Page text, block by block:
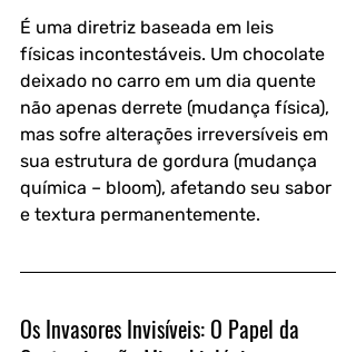
É uma diretriz baseada em leis
físicas incontestáveis. Um chocolate
deixado no carro em um dia quente
não apenas derrete (mudança física),
mas sofre alterações irreversíveis em
sua estrutura de gordura (mudança
química – bloom), afetando seu sabor
e textura permanentemente.
Os Invasores Invisíveis: O Papel da